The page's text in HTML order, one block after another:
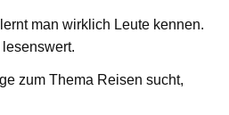
man wirklich Leute kennen.
zum Thema Reisen sucht,